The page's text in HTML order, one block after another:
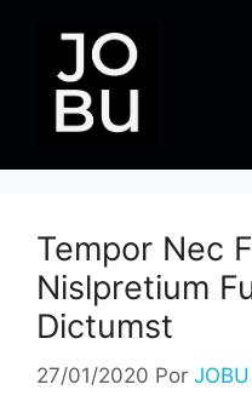
conteúdo
Tempor Nec
Nislpretium
Dictumst
27/01/2020 Por JOBU